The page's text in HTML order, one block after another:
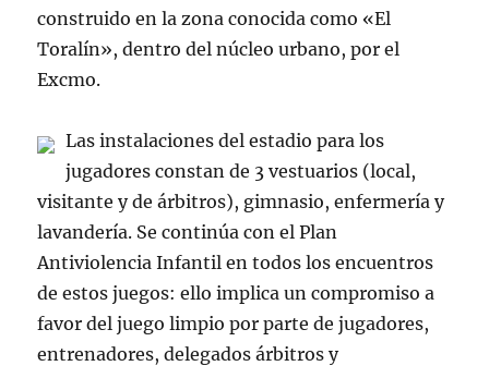
construido en la zona conocida como «El
Toralín», dentro del núcleo urbano, por el
Excmo.
Las instalaciones del estadio para los
jugadores constan de 3 vestuarios (local,
visitante y de árbitros), gimnasio, enfermería y
lavandería. Se continúa con el Plan
Antiviolencia Infantil en todos los encuentros
de estos juegos: ello implica un compromiso a
favor del juego limpio por parte de jugadores,
entrenadores, delegados árbitros y